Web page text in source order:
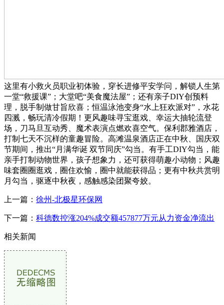
这里有小救火员职业初体验，穿长进修平安学问，解锁人生第
一堂“救援课”；大堂吧“美食魔法屋”；还有亲子DIY创预料
理，脱手制做甘旨欣喜；恒温泳池变身“水上狂欢派对”，水花
四溅，畅玩清冷假期！更风趣味寻宝逛戏、幸运大抽轮流登
场，刀马旦互动秀、魔术表演点燃欢喜空气。保利郡雅酒店，
打制七天不沉样的童趣冒险。高滩温泉酒店正在中秋、国庆双
节期间，推出“月满华诞 双节同庆”勾当。有手工DIY勾当，能
亲手打制动物世界，孩子想象力，还可获得萌趣小动物；风趣
味套圈圈逛戏，圈住欢愉，圈中就能获得品；更有中秋共赏明
月勾当，驱逐中秋夜，感触感染团聚夸姣。
上一篇： 徐州-北极星环保网
下一篇： 科德数控涨204%成交额457877万元从力资金净流出
相关新闻